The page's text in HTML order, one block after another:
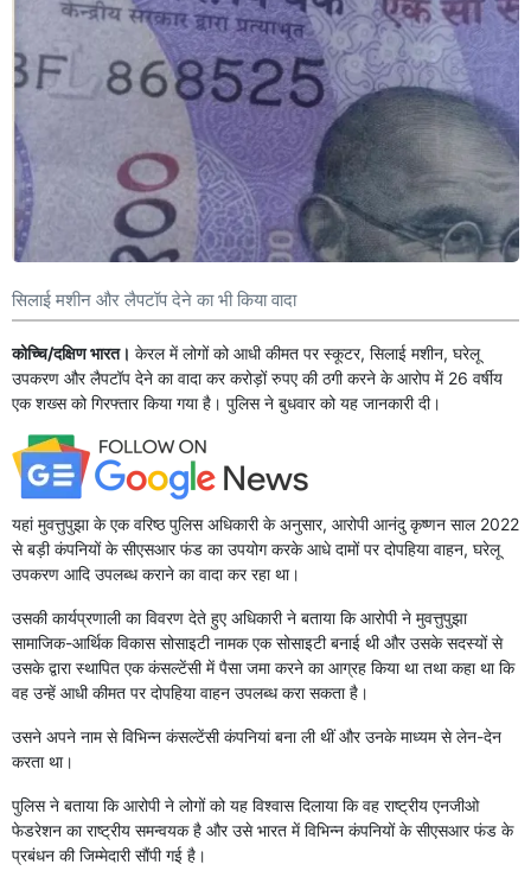
सिलाई मशीन और लैपटॉप देने का भी किया वादा
कोच्चि/दक्षिण भारत। केरल में लोगों को आधी कीमत पर स्कूटर, सिलाई मशीन, घरेलू
उपकरण और लैपटॉप देने का वादा कर करोड़ों रुपए की ठगी करने के आरोप में 26 वर्षीय
एक शख्स को गिरफ्तार किया गया है। पुलिस ने बुधवार को यह जानकारी दी।
यहां मुवत्तुपुझा के एक वरिष्ठ पुलिस अधिकारी के अनुसार, आरोपी आनंदु कृष्णन साल 2022
से बड़ी कंपनियों के सीएसआर फंड का उपयोग करके आधे दामों पर दोपहिया वाहन, घरेलू
उपकरण आदि उपलब्ध कराने का वादा कर रहा था।
उसकी कार्यप्रणाली का विवरण देते हुए अधिकारी ने बताया कि आरोपी ने मुवत्तुपुझा
सामाजिक-आर्थिक विकास सोसाइटी नामक एक सोसाइटी बनाई थी और उसके सदस्यों से
उसके द्वारा स्थापित एक कंसल्टेंसी में पैसा जमा करने का आग्रह किया था तथा कहा था कि
वह उन्हें आधी कीमत पर दोपहिया वाहन उपलब्ध करा सकता है।
उसने अपने नाम से विभिन्न कंसल्टेंसी कंपनियां बना ली थीं और उनके माध्यम से लेन-देन
करता था।
पुलिस ने बताया कि आरोपी ने लोगों को यह विश्वास दिलाया कि वह राष्ट्रीय एनजीओ
फेडरेशन का राष्ट्रीय समन्वयक है और उसे भारत में विभिन्न कंपनियों के सीएसआर फंड के
प्रबंधन की जिम्मेदारी सौंपी गई है।